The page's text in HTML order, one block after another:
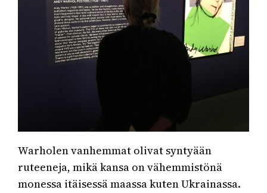
Warholen vanhemmat olivat syntyään
ruteeneja, mikä kansa on vähemmistönä
monessa itäisessä maassa kuten Ukrainassa.